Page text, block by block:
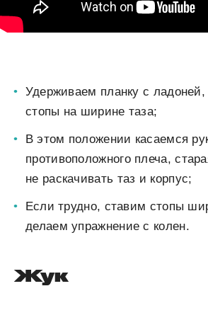
Удерживаем планку с
стопы на ширине таза;
В этом положении касаемся
противоположного плеча,
не раскачивать таз и корпус;
Если трудно, ставим стопы
делаем упражнение с колен.
Жук